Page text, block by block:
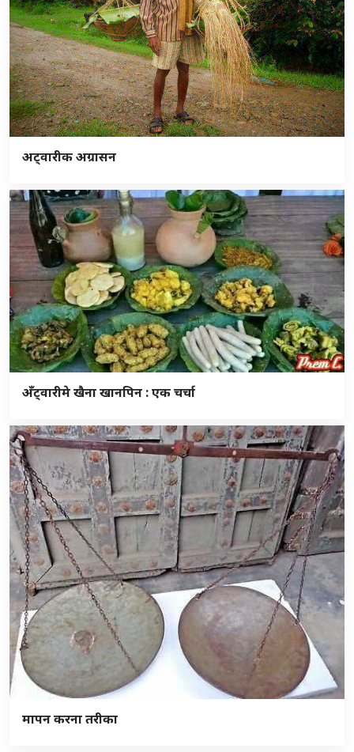
अट्वारीक अग्रासन
अँट्वारीमे खैना खानपिन : एक चर्चा
मापन करना तरीका